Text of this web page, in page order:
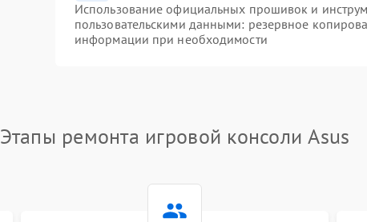
Использование официальных прошивок и
пользовательскими данными: резервное
информации при необходимости
Этапы ремонта игровой консоли Asus